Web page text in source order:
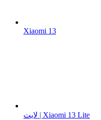
Xiaomi 13
لايت | Xiaomi 13 Lite